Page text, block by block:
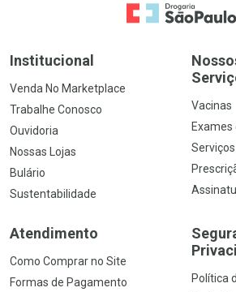
Ir para a Home
Institucional
Venda No Marketplace
Trabalhe Conosco
Ouvidoria
Nossas Lojas
Bulário
Sustentabilidade
Vacinas
Exames
Atendimento
Como Comprar no Site
Formas de Pagamento
Política